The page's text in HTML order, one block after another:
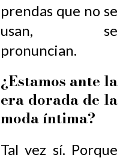
prendas que no se
usan, se
pronuncian.
¿Estamos ante la
era dorada de la
moda íntima?
Tal vez sí. Porque